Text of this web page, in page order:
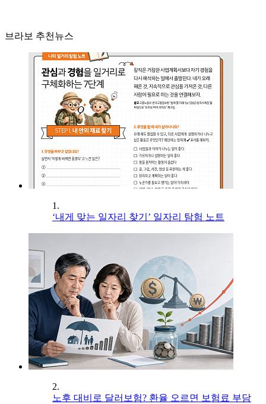
브라보 추천뉴스
1.
‘내게 맞는 일자리 찾기’ 일자리 탐험 노트
2.
노후 대비로 달러보험? 환율 오르면 보험료 부담